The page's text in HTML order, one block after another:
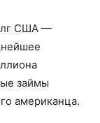
США —
займы
американца.